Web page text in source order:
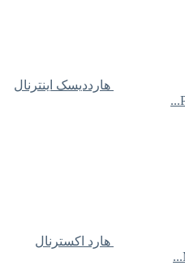
هارددیسک اینترنال
هارد اکسترنال